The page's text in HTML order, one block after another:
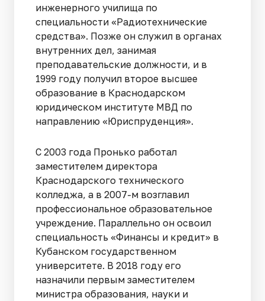
инженерного училища по
специальности «Радиотехнические
средства». Позже он служил в органах
внутренних дел, занимая
преподавательские должности, и в
1999 году получил второе высшее
образование в Краснодарском
юридическом институте МВД по
направлению «Юриспруденция».
С 2003 года Пронько работал
заместителем директора
Краснодарского технического
колледжа, а в 2007-м возглавил
профессиональное образовательное
учреждение. Параллельно он освоил
специальность «Финансы и кредит» в
Кубанском государственном
университете. В 2018 году его
назначили первым заместителем
министра образования, науки и